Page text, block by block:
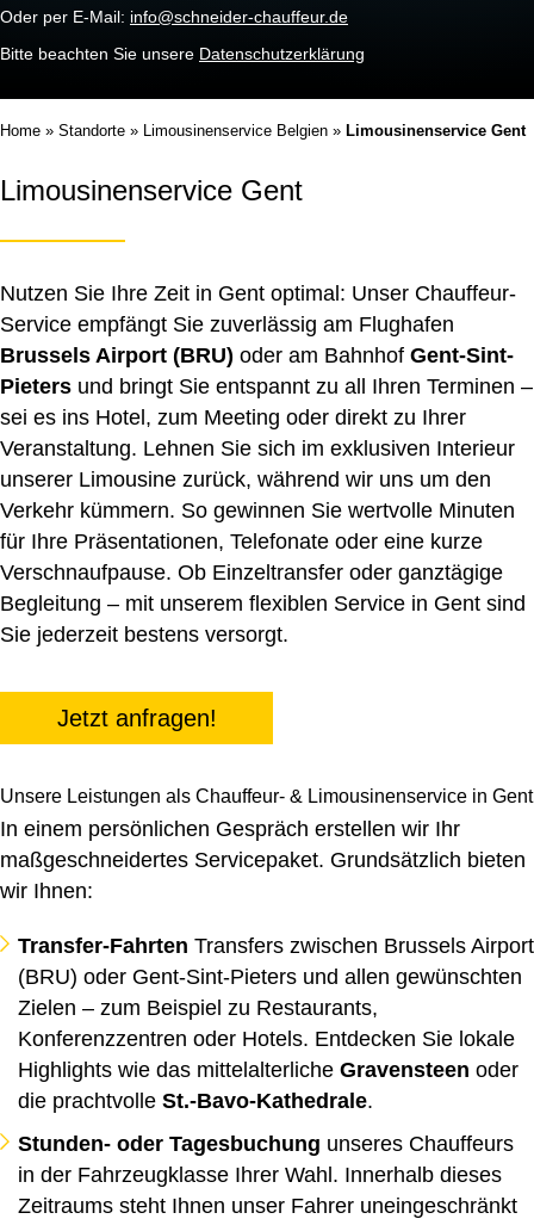
Oder per E-Mail: info@schneider-chauffeur.de
Bitte beachten Sie unsere Datenschutzerklärung
Home » Standorte » Limousinenservice Belgien » Limousinenservice Gent
Limousinenservice Gent
Nutzen Sie Ihre Zeit in Gent optimal: Unser Chauffeur-
Service empfängt Sie zuverlässig am Flughafen
Brussels Airport (BRU) oder am Bahnhof Gent-Sint-
Pieters und bringt Sie entspannt zu all Ihren Terminen –
sei es ins Hotel, zum Meeting oder direkt zu Ihrer
Veranstaltung. Lehnen Sie sich im exklusiven Interieur
unserer Limousine zurück, während wir uns um den
Verkehr kümmern. So gewinnen Sie wertvolle Minuten
für Ihre Präsentationen, Telefonate oder eine kurze
Verschnaufpause. Ob Einzeltransfer oder ganztägige
Begleitung – mit unserem flexiblen Service in Gent sind
Sie jederzeit bestens versorgt.
Jetzt anfragen!
Unsere Leistungen als Chauffeur- & Limousinenservice in Gent
In einem persönlichen Gespräch erstellen wir Ihr
maßgeschneidertes Servicepaket. Grundsätzlich bieten
wir Ihnen:
Transfer-Fahrten Transfers zwischen Brussels Airport
(BRU) oder Gent-Sint-Pieters und allen gewünschten
Zielen – zum Beispiel zu Restaurants,
Konferenzzentren oder Hotels. Entdecken Sie lokale
Highlights wie das mittelalterliche Gravensteen oder
die prachtvolle St.-Bavo-Kathedrale.
Stunden- oder Tagesbuchung unseres Chauffeurs
in der Fahrzeugklasse Ihrer Wahl. Innerhalb dieses
Zeitraums steht Ihnen unser Fahrer uneingeschränkt